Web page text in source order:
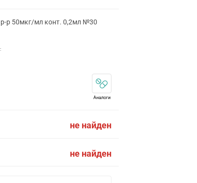
р 50мкг/мл конт. 0,2мл №30
Аналоги
не найден
не найден